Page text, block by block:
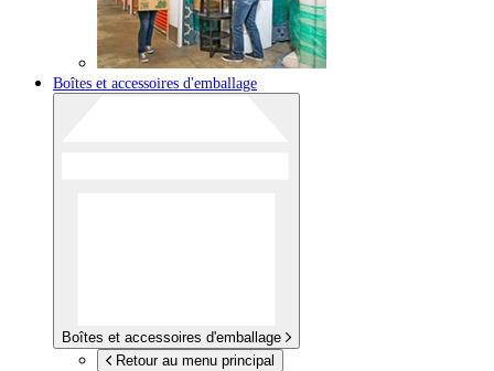
Boîtes et accessoires d'emballage
Boîtes et accessoires d'emballage
Retour au menu principal